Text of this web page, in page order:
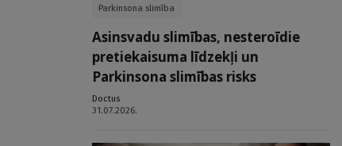
Parkinsona slimība
Asinsvadu slimības, nesteroīdie
pretiekaisuma līdzekļi un
Parkinsona slimības risks
Doctus
31.07.2026.